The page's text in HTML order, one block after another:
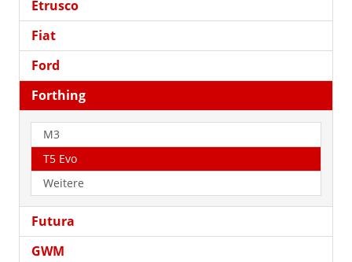
Etrusco
Fiat
Ford
Forthing
M3
T5 Evo
Weitere
Futura
GWM